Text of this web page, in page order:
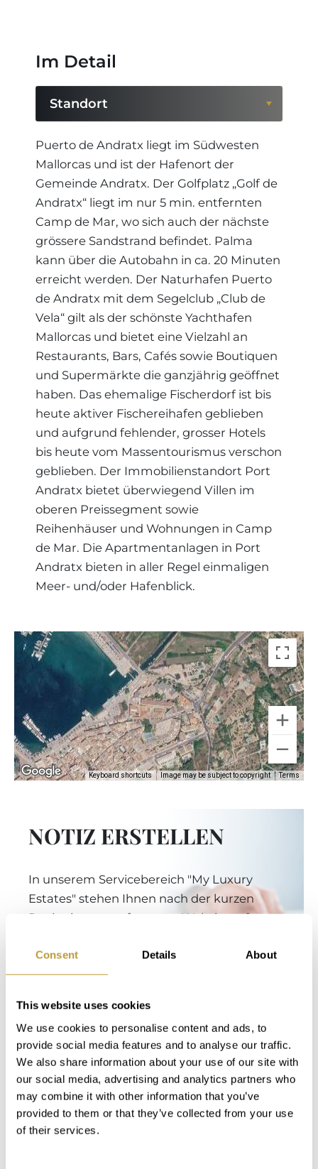
Consent Details About
This website uses cookies
We use cookies to personalise content and ads, to
provide social media features and to analyse our traffic.
We also share information about your use of our site with
our social media, advertising and analytics partners who
may combine it with other information that you’ve
provided to them or that they’ve collected from your use
of their services.
Im Detail
Standort
Standort
Region
Puerto de Andratx liegt im Südwesten
Mallorcas und ist der Hafenort der
Gemeinde Andratx. Der Golfplatz „Golf de
Andratx“ liegt im nur 5 min. entfernten
Camp de Mar, wo sich auch der nächste
grössere Sandstrand befindet. Palma
kann über die Autobahn in ca. 20 Minuten
erreicht werden. Der Naturhafen Puerto
de Andratx mit dem Segelclub „Club de
Vela“ gilt als der schönste Yachthafen
Mallorcas und bietet eine Vielzahl an
Restaurants, Bars, Cafés sowie Boutiquen
und Supermärkte die ganzjährig geöffnet
haben. Das ehemalige Fischerdorf ist bis
heute aktiver Fischereihafen geblieben
und aufgrund fehlender, grosser Hotels
bis heute vom Massentourismus verschon
geblieben. Der Immobilienstandort Port
Andratx bietet überwiegend Villen im
oberen Preissegment sowie
Reihenhäuser und Wohnungen in Camp
de Mar. Die Apartmentanlagen in Port
Andratx bieten in aller Regel einmaligen
Meer- und/oder Hafenblick.
Keyboard shortcuts Image may be subject to copyright Terms
NOTIZ ERSTELLEN
In unserem Servicebereich "My Luxury
Estates" stehen Ihnen nach der kurzen
Registrierung auf unserer Website sofort
zur Verfügung.
Login
Das könnte Sie auch
interessieren